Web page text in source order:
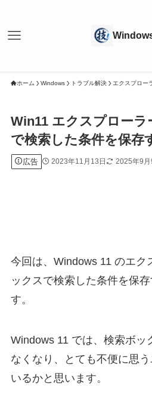
ホーム Windows トラブル解決 エクスプロー
Win11 エクスプローラ
で検索した条件を保存
広告 2023年11月13日 2025年9月
今回は、Windows 11 のエク
ックスで検索した条件を保
す。
Windows 11 では、検索ボッ
なくなり、とても不便に思
いるかと思います。